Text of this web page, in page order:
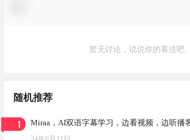
暂无讨论，说说你的看法吧
随机推荐
1 Miraa，AI双语字幕学习，边看视频，边听播